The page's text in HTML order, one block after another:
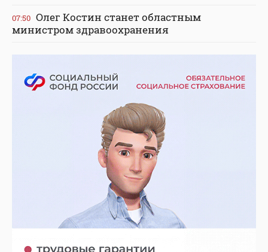
07:50 Олег Костин станет областным
министром здравоохранения